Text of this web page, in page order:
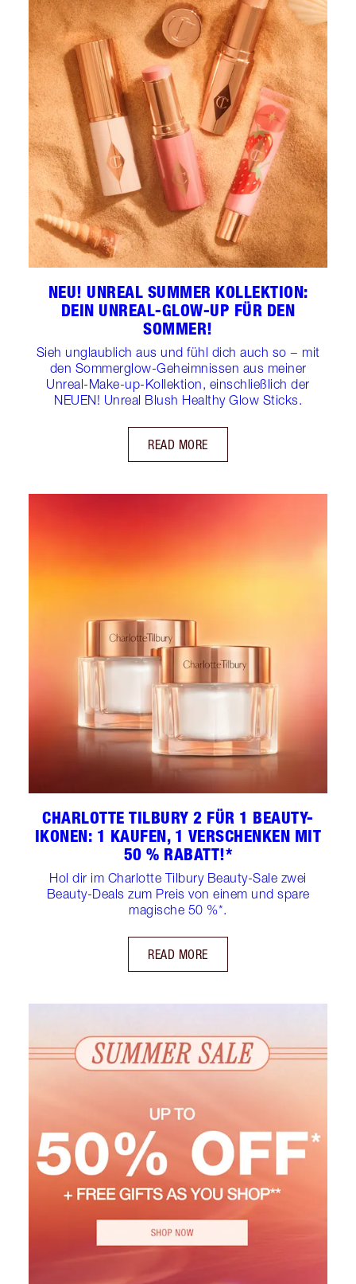
NEU! UNREAL SUMMER KOLLEKTION:
DEIN UNREAL-GLOW-UP FÜR DEN
SOMMER!
Sieh unglaublich aus und fühl dich auch so − mit
den Sommerglow-Geheimnissen aus meiner
Unreal-Make-up-Kollektion, einschließlich der
NEUEN! Unreal Blush Healthy Glow Sticks.
READ MORE
CHARLOTTE TILBURY 2 FÜR 1 BEAUTY-
IKONEN: 1 KAUFEN, 1 VERSCHENKEN MIT
50 % RABATT!*
Hol dir im Charlotte Tilbury Beauty-Sale zwei
Beauty-Deals zum Preis von einem und spare
magische 50 %*.
READ MORE